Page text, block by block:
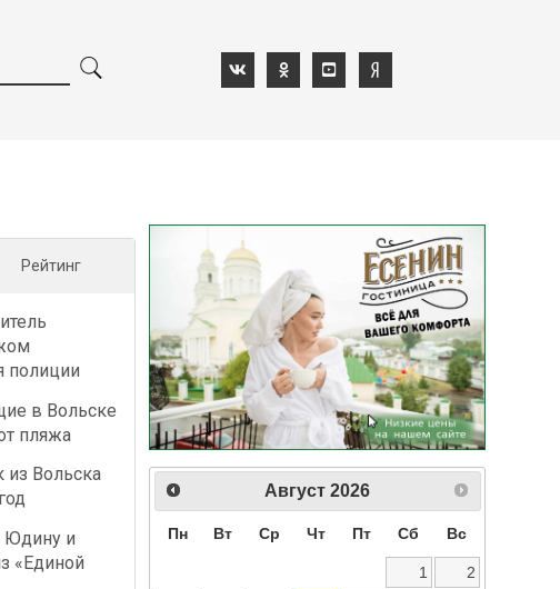
Рейтинг
полиции
в Вольске
пляжа
из Вольска
Юдину и
«Единой
Август 2026
Пн Вт Ср Чт Пт Сб Вс
1
2